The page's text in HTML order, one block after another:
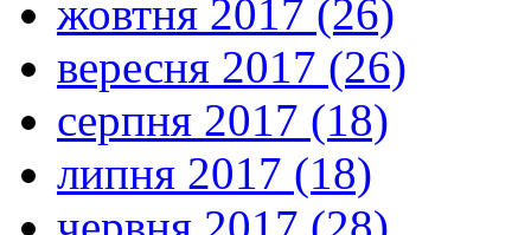
жовтня 2017 (26)
вересня 2017 (26)
серпня 2017 (18)
липня 2017 (18)